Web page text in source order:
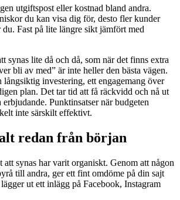
utgiftspost eller kostnad bland andra.
du kan visa dig för, desto fler kunder
Fast på lite längre sikt jämfört med
synas lite då och då, som när det finns extra
bli av med” är inte heller den bästa vägen.
investering, ett engagemang över
plan. Det tar tid att få räckvidd och nå ut
Punktinsatser när budgeten
inte särskilt effektivt.
redan från början
att synas har varit organiskt. Genom att någon
till andra, ger ett fint omdöme på din sajt
ut ett inlägg på Facebook, Instagram